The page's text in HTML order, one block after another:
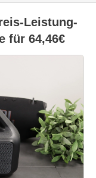
Leistung-
für 64,46€